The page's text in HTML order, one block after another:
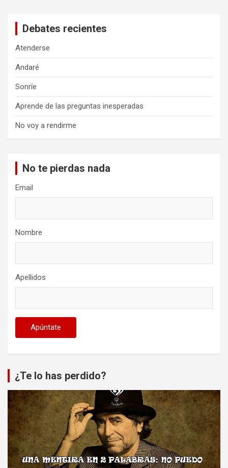
Debates recientes
Atenderse
Andaré
Sonríe
Aprende de las preguntas inesperadas
No voy a rendirme
No te pierdas nada
Email
Nombre
Apellidos
¿Te lo has perdido?